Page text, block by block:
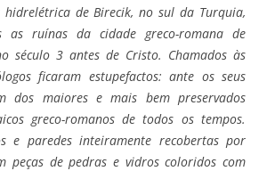
de Birecik, no sul da Turquia,
as ruínas da cidade greco-romana de
século 3 antes de Cristo. Chamados às
ficaram estupefactos: ante os seus
dos maiores e mais bem preservados
greco-romanos de todos os tempos.
e paredes inteiramente recobertas por
peças de pedras e vidros coloridos com